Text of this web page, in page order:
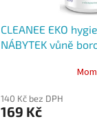
CLEANEE EKO
NÁBYTEK vůně
140 Kč bez DPH
169 Kč